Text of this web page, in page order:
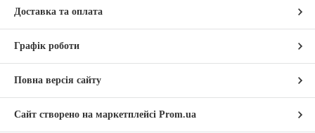
Доставка та оплата
Графік роботи
Повна версія сайту
Сайт створено на маркетплейсі Prom.ua